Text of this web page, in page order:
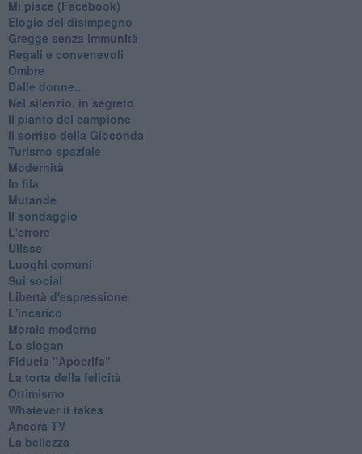
Mi piace (Facebook)
Elogio del disimpegno
Gregge senza immunità
Regali e convenevoli
Ombre
Dalle donne...
Nel silenzio, in segreto
Il pianto del campione
Il sorriso della Gioconda
Turismo spaziale
Modernità
In fila
Mutande
Il sondaggio
L'errore
Ulisse
Luoghi comuni
Sui social
Libertà d'espressione
L'incarico
Morale moderna
Lo slogan
Fiducia "Apocrifa"
La torta della felicità
Ottimismo
Whatever it takes
Ancora TV
La bellezza